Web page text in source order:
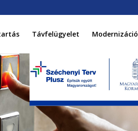
Távfelügyelet Modernizáció